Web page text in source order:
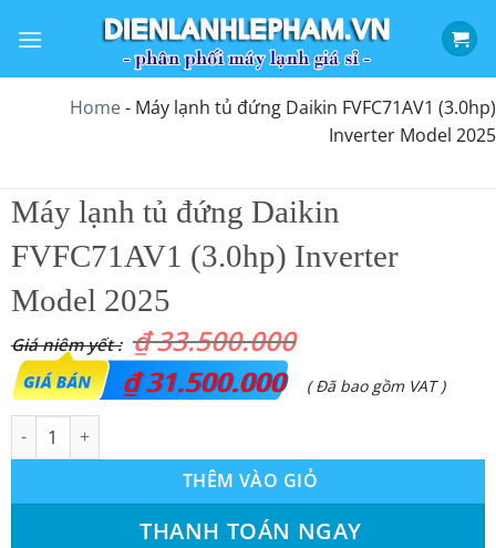
qua
Home- Máy lạnh tủ đứng Daikin FVFC71AV1 (3.0hp)
Inverter Model 2025
Máy lạnh tủ đứng Daikin
FVFC71AV1 (3.0hp) Inverter
Model 2025
₫33.500.000
Giá
gốc
là:
₫31.500.000
Giá
tại
là:
₫ 31.500.000.
( Đã bao gồm VAT )
Máy lạnh tủ đứng Daikin FVFC71AV1 (3.0hp) Inverter Model
THÊM VÀO GIỎ
THANH TOÁN NGAY